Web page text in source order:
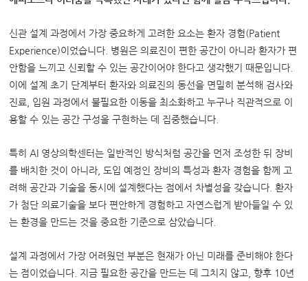
신관 설계 과정에서 가장 중요하게 고려한 요소는 환자 경험(Patient
Experience)이었습니다. 병원은 의료진이 편한 공간이 아니라 환자가 편
안함을 느끼고 신뢰할 수 있는 공간이어야 한다고 생각했기 때문입니다.
이에 설계 초기 단계부터 환자와 의료진의 동선을 면밀히 분석해 검사와
진료, 입원 과정에서 불필요한 이동을 최소화하고 누구나 직관적으로 이
용할 수 있는 공간 구성을 구현하는 데 집중했습니다.
특히 AI 영상의학센터는 일반적인 방식처럼 공간을 먼저 조성한 뒤 장비
를 배치한 것이 아니라, 도입 예정인 장비의 특성과 환자 경험을 함께 고
려해 공간과 기술을 동시에 설계했다는 점에서 차별성을 갖습니다. 환자
가 첨단 의료기술을 보다 편안하게 경험하고 자연스럽게 받아들일 수 있
는 환경을 만드는 것을 중요한 기준으로 삼았습니다.
설계 과정에서 가장 어려웠던 부분은 현재가 아닌 미래를 준비해야 한다
는 점이었습니다. 지금 필요한 공간을 만드는 데 그치지 않고, 향후 10년